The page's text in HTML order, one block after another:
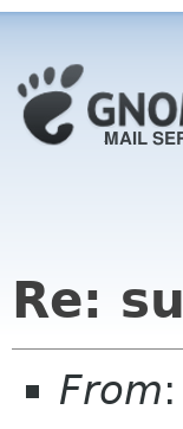
Re:
From